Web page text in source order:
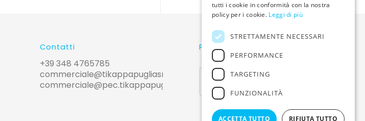
Contatti
+39 348 4765785
commerciale@tikappapugliasrl.it
commerciale@pec.tikappapugliasrl.it
Pagamenti sicuri
tutti i cookie in conformità con la nostra
policy per i cookie. Leggi di più
STRETTAMENTE NECESSARI
PERFORMANCE
TARGETING
FUNZIONALITÀ
ACCETTA TUTTO RIFIUTA TUTTO